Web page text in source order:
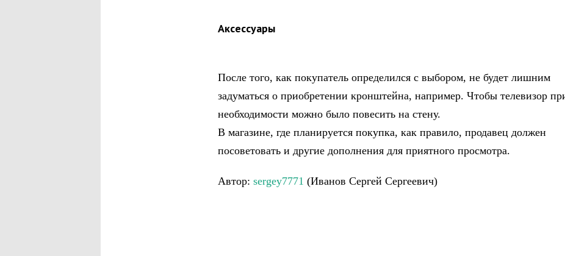
Аксессуары
После того, как покупатель определился с выбором, не будет лишним
задуматься о приобретении кронштейна, например. Чтобы телевизор
необходимости можно было повесить на стену.
В магазине, где планируется покупка, как правило, продавец должен
посоветовать и другие дополнения для приятного просмотра.
Автор: sergey7771 (Иванов Сергей Сергеевич)